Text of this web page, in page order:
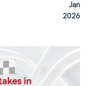
Jan
2026